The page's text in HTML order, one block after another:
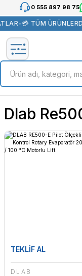
0 555 897 98 75
•💳 TÜM
Dlab
TEKLİF AL
DLAB